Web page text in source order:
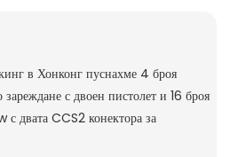
в Хонконг пуснахме 4 броя
с двоен пистолет и 16 броя
с двата CCS2 конектора за